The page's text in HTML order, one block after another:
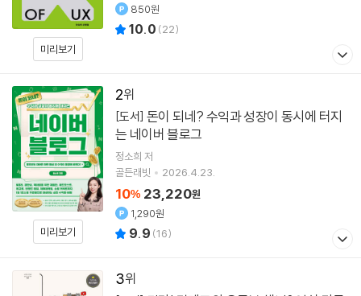
미리보기
850원
10.0 (22)
2
미리보기
[도서]
는 네이버 블로그
정소희 저
골든래빗
2026.4.23.
10% 23,220원
1,290원
9.9 (16)
3